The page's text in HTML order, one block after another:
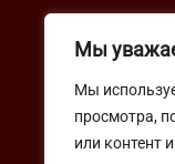
Мы
Мы
просмотра,
или контент